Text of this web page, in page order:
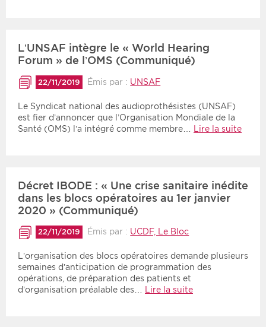
L’UNSAF intègre le « World Hearing
Forum » de l’OMS (Communiqué)
22/11/2019 Émis par : UNSAF
Le Syndicat national des audioprothésistes (UNSAF)
est fier d’annoncer que l’Organisation Mondiale de la
Santé (OMS) l’a intégré comme membre… Lire la suite
Décret IBODE : « Une crise sanitaire inédite
dans les blocs opératoires au 1er janvier
2020 » (Communiqué)
22/11/2019 Émis par : UCDF, Le Bloc
L’organisation des blocs opératoires demande plusieurs
semaines d’anticipation de programmation des
opérations, de préparation des patients et
d’organisation préalable des…
Lire la suite